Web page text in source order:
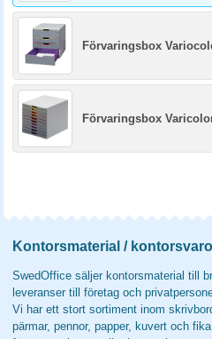
Förvaringsbox
Förvaringsbox
Kontorsmaterial /
SwedOffice säljer kontorsmaterial till
leveranser till företag och
Vi har ett stort sortiment inom
pärmar, pennor, papper, kuvert och